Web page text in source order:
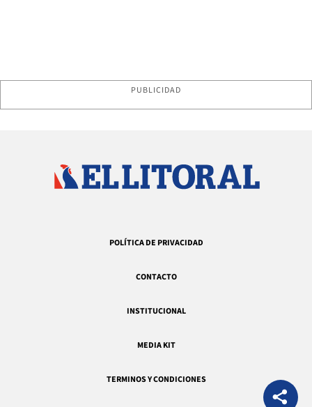
PUBLICIDAD
POLÍTICA DE PRIVACIDAD
CONTACTO
INSTITUCIONAL
MEDIA KIT
TERMINOS Y CONDICIONES